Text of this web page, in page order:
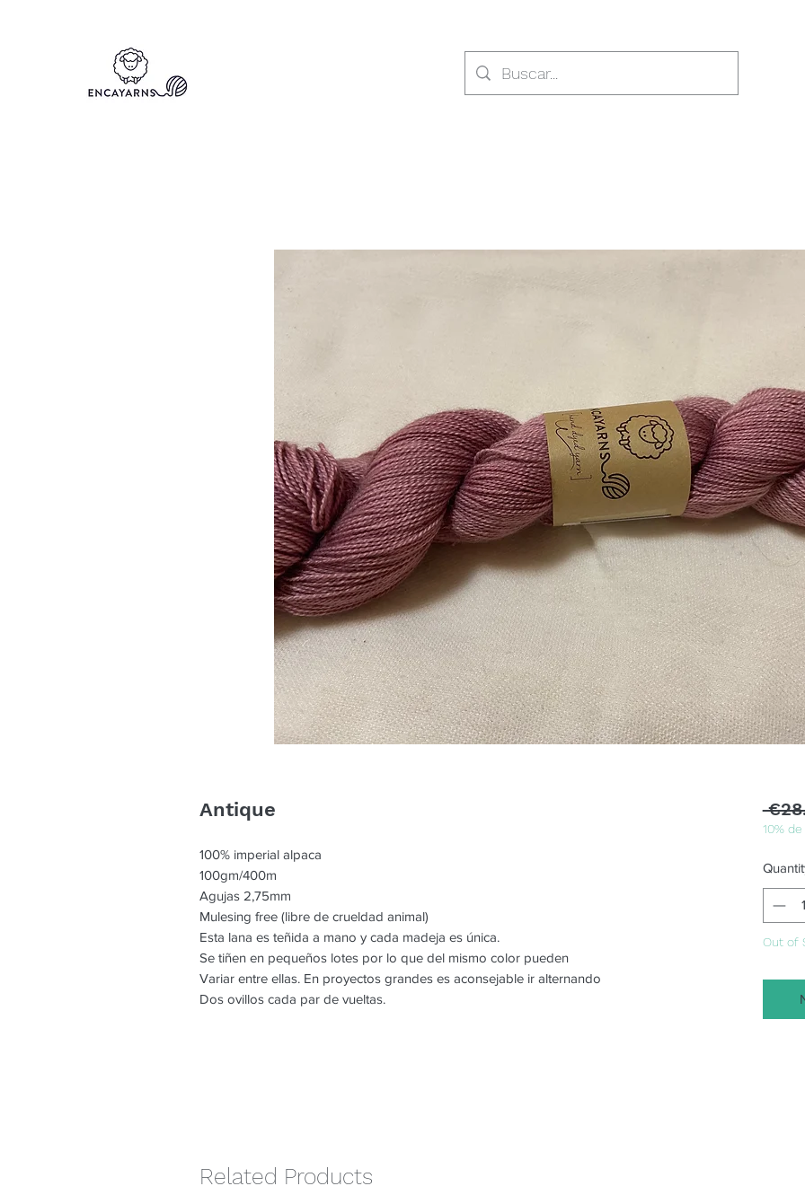
Antique
100% imperial alpaca
100gm/400m
Agujas 2,75mm
Mulesing free (libre de crueldad animal)
Esta lana es teñida a mano y cada madeja es única.
Se tiñen en pequeños lotes por lo que del mismo color pueden
Variar entre ellas. En proyectos grandes es aconsejable ir alternando
Dos ovillos cada par de vueltas.
10%
Out of
Related Products